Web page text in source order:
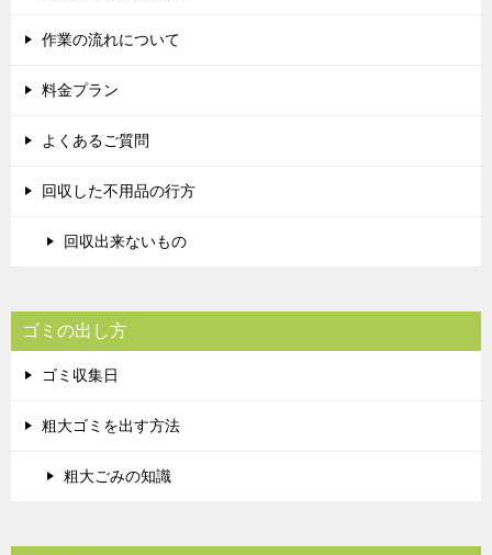
作業の流れについて
料金プラン
よくあるご質問
回収した不用品の行方
回収出来ないもの
ゴミの出し方
ゴミ収集日
粗大ゴミを出す方法
粗大ごみの知識